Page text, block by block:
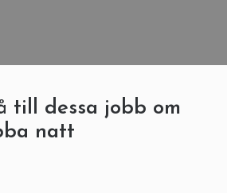
till dessa jobb om
natt